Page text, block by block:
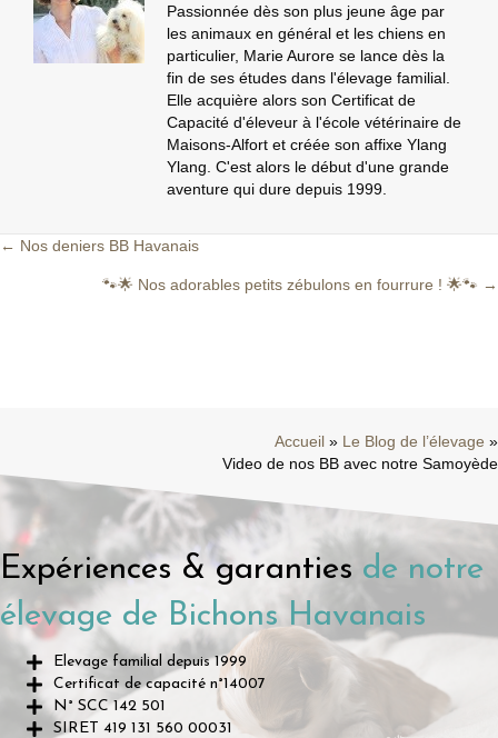
Passionnée dès son plus jeune âge par
les animaux en général et les chiens en
particulier, Marie Aurore se lance dès la
fin de ses études dans l'élevage familial.
Elle acquière alors son Certificat de
Capacité d'éleveur à l'école vétérinaire de
Maisons-Alfort et créée son affixe Ylang
Ylang. C'est alors le début d'une grande
aventure qui dure depuis 1999.
Posts
navigation
← Nos deniers BB Havanais
🐾🌟 Nos adorables petits zébulons en fourrure ! 🌟🐾 →
Accueil » Le Blog de l’élevage »
Video de nos BB avec notre Samoyède
Expériences & garanties de notre
élevage de Bichons Havanais
Elevage familial depuis 1999
Certificat de capacité n°14007
N° SCC 142 501
SIRET 419 131 560 00031